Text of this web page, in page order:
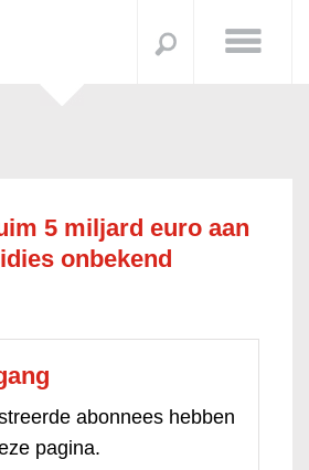
5 miljard euro aan
onbekend
abonnees hebben
pagina.